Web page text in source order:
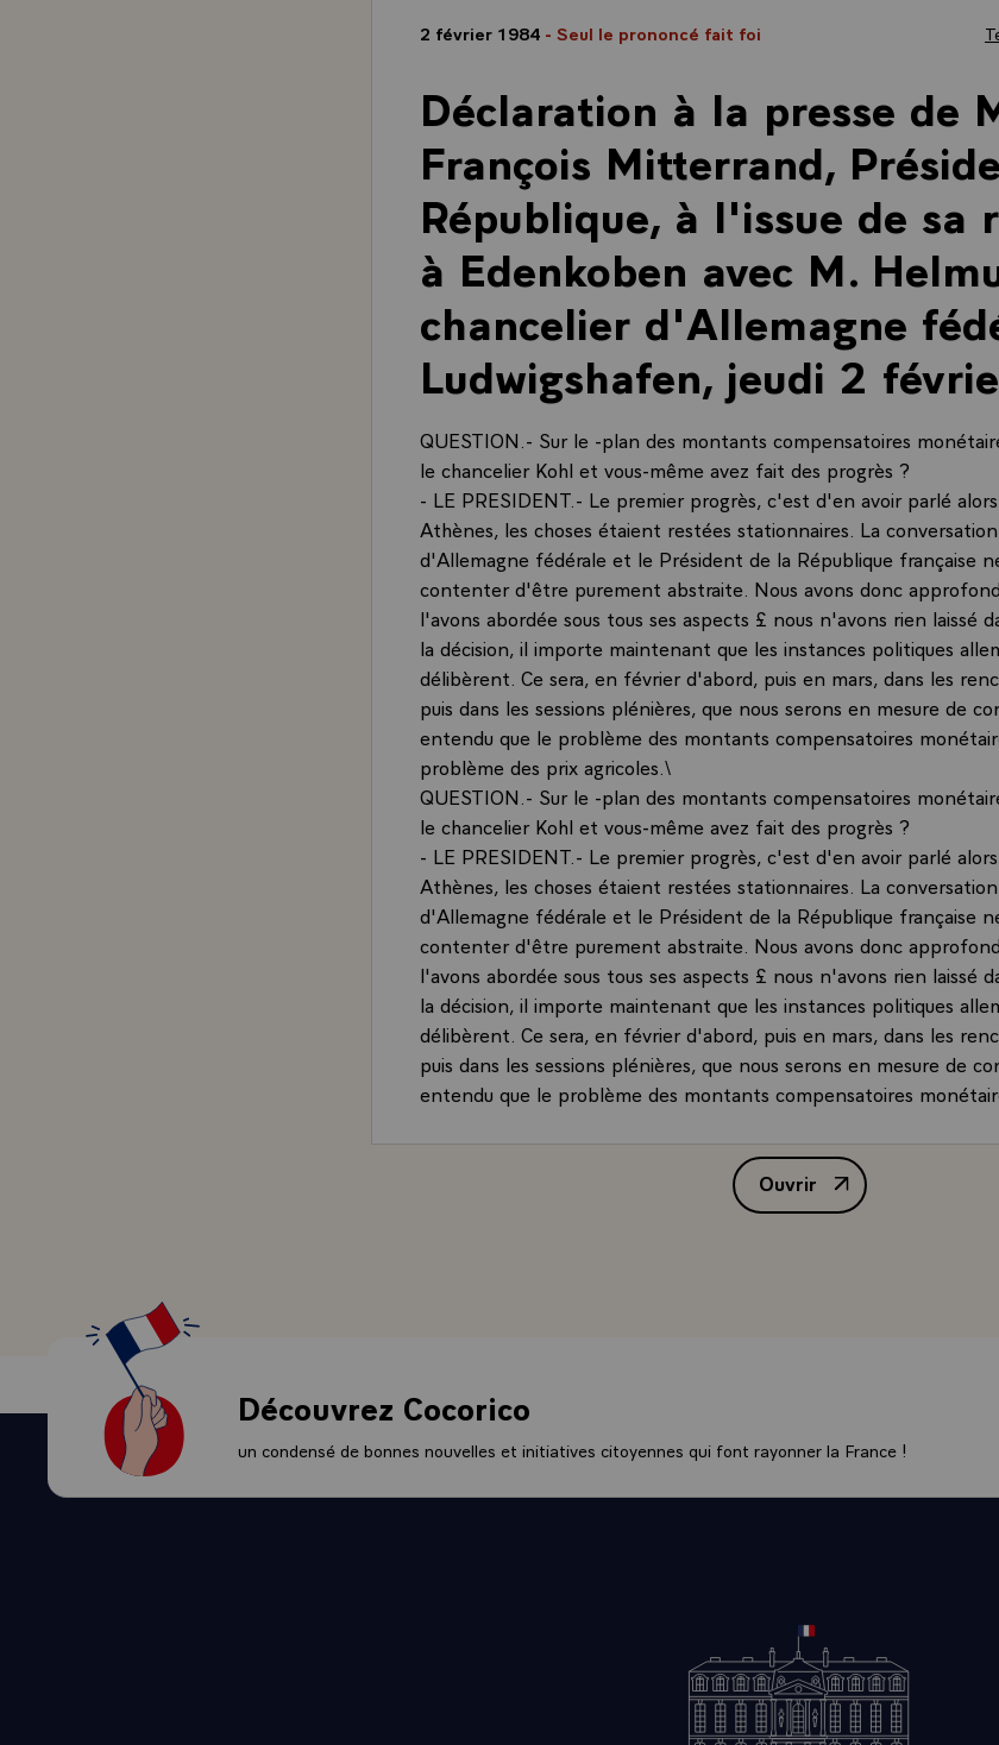
2 février 1984 - Seul le prononcé fait foi
Déclaration à la presse de
François Mitterrand,
République, à l'issue de sa
à Edenkoben avec M.
chancelier d'Allemagne
Ludwigshafen, jeudi 2
QUESTION.- Sur le -plan des montants compensatoires
le chancelier Kohl et vous-même avez fait des progrès ?
- LE PRESIDENT.- Le premier progrès, c'est d'en avoir parlé
Athènes, les choses étaient restées stationnaires. La
d'Allemagne fédérale et le Président de la République française
contenter d'être purement abstraite. Nous avons donc
l'avons abordée sous tous ses aspects £ nous n'avons rien laissé
la décision, il importe maintenant que les instances politiques
délibèrent. Ce sera, en février d'abord, puis en mars, dans les
puis dans les sessions plénières, que nous serons en mesure de
entendu que le problème des montants compensatoires
problème des prix agricoles.\
QUESTION.- Sur le -plan des montants compensatoires
le chancelier Kohl et vous-même avez fait des progrès ?
- LE PRESIDENT.- Le premier progrès, c'est d'en avoir parlé
Athènes, les choses étaient restées stationnaires. La
d'Allemagne fédérale et le Président de la République française
contenter d'être purement abstraite. Nous avons donc
l'avons abordée sous tous ses aspects £ nous n'avons rien laissé
la décision, il importe maintenant que les instances politiques
délibèrent. Ce sera, en février d'abord, puis en mars, dans les
puis dans les sessions plénières, que nous serons en mesure de
entendu que le problème des montants compensatoires
Ouvrir
Déclaration à la presse
Découvrez Cocorico
un condensé de bonnes nouvelles et initiatives citoyennes qui font rayonner la France !